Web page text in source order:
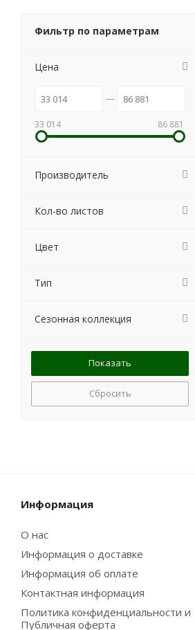
Фильтр по параметрам
Цена
33 014 86 881
Производитель
Кол-во листов
Цвет
Тип
Сезонная коллекция
Сбросить
Информация
О нас
Информация о доставке
Информация об оплате
Контактная информация
Политика конфиденциальности и
Публичная оферта